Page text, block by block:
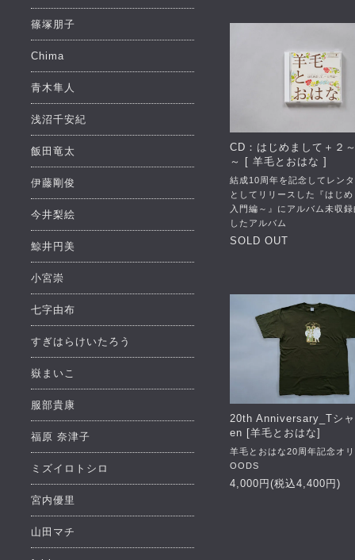
CD：はじめまして＋２
～ [ 羊毛とおはな ]
結成10周年を記念してレン
としてリリースした『はじ
入門編～』にアルバム未収
したアルバム
SOLD OUT
20th Anniversary_Tシ
en [羊毛とおはな]
羊毛とおはな20周年記念オ
OODS
4,000円(税込4,400円)
篠塚朋子
Chima
青木隼人
浅沼千安紀
飯田竜太
伊藤剛俊
今井梨絵
鯨井円美
小宮崇
七字由布
すぎはらけいたろう
嶽まいこ
服部貴康
福原 奈津子
ミズイロトシロ
宮内優里
山田マチ